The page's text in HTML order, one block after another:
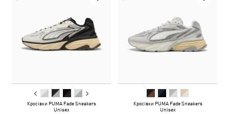
Кросівки PUMA Fade Sneakers
Unisex
Кросівки PUMA Fade Sneakers
Unisex